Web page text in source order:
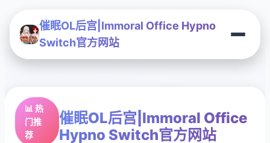
催眠OL后宫|Immoral Office Hypno
Switch官方网站
📊 热
门推
荐
催眠OL后宫|Immoral Office
Hypno Switch官方网站